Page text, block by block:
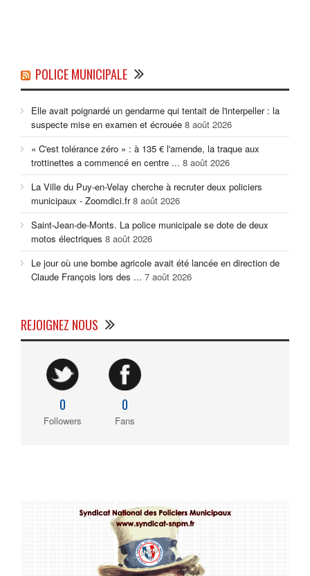
POLICE MUNICIPALE
Elle avait poignardé un gendarme qui tentait de l'interpeller : la
suspecte mise en examen et écrouée 8 août 2026
« C'est tolérance zéro » : à 135 € l'amende, la traque aux
trottinettes a commencé en centre ... 8 août 2026
La Ville du Puy-en-Velay cherche à recruter deux policiers
municipaux - Zoomdici.fr 8 août 2026
Saint-Jean-de-Monts. La police municipale se dote de deux
motos électriques 8 août 2026
Le jour où une bombe agricole avait été lancée en direction de
Claude François lors des ... 7 août 2026
REJOIGNEZ NOUS
0
Followers
0
Fans